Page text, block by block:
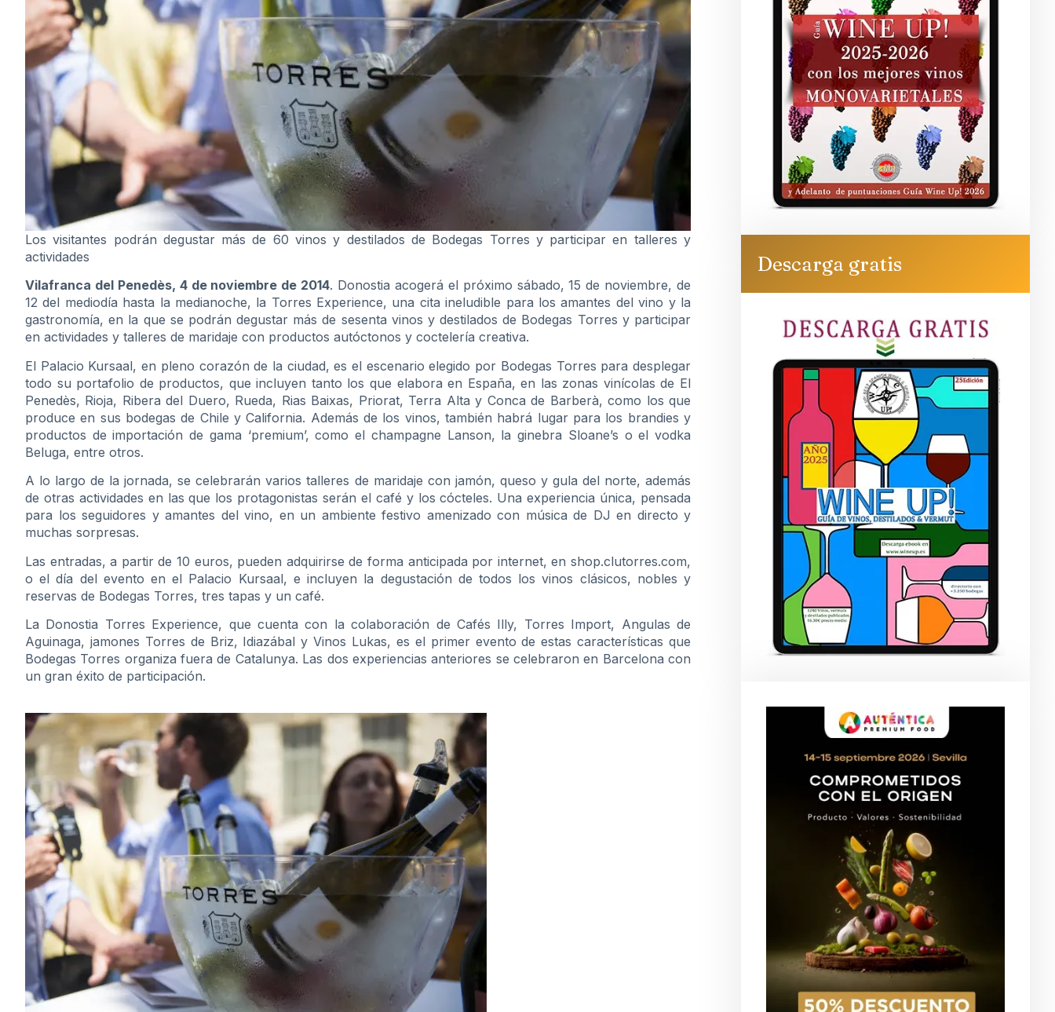
Los visitantes podrán degustar más de 60 vinos y destilados de Bodegas Torres y participar en talleres y
actividades
Vilafranca del Penedès, 4 de noviembre de 2014. Donostia acogerá el próximo sábado, 15 de noviembre, de
12 del mediodía hasta la medianoche, la Torres Experience, una cita ineludible para los amantes del vino y la
gastronomía, en la que se podrán degustar más de sesenta vinos y destilados de Bodegas Torres y participar
en actividades y talleres de maridaje con productos autóctonos y coctelería creativa.
El Palacio Kursaal, en pleno corazón de la ciudad, es el escenario elegido por Bodegas Torres para desplegar
todo su portafolio de productos, que incluyen tanto los que elabora en España, en las zonas vinícolas de El
Penedès, Rioja, Ribera del Duero, Rueda, Rias Baixas, Priorat, Terra Alta y Conca de Barberà, como los que
produce en sus bodegas de Chile y California. Además de los vinos, también habrá lugar para los brandies y
productos de importación de gama ‘premium’, como el champagne Lanson, la ginebra Sloane’s o el vodka
Beluga, entre otros.
A lo largo de la jornada, se celebrarán varios talleres de maridaje con jamón, queso y gula del norte, además
de otras actividades en las que los protagonistas serán el café y los cócteles. Una experiencia única, pensada
para los seguidores y amantes del vino, en un ambiente festivo amenizado con música de DJ en directo y
muchas sorpresas.
Las entradas, a partir de 10 euros, pueden adquirirse de forma anticipada por internet, en shop.clutorres.com,
o el día del evento en el Palacio Kursaal, e incluyen la degustación de todos los vinos clásicos, nobles y
reservas de Bodegas Torres, tres tapas y un café.
La Donostia Torres Experience, que cuenta con la colaboración de Cafés Illy, Torres Import, Angulas de
Aguinaga, jamones Torres de Briz, Idiazábal y Vinos Lukas, es el primer evento de estas características que
Bodegas Torres organiza fuera de Catalunya. Las dos experiencias anteriores se celebraron en Barcelona con
un gran éxito de participación.
Descarga gratis